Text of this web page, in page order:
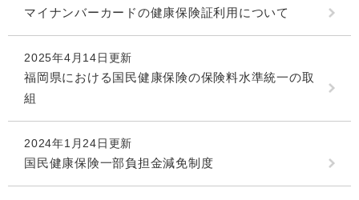
マイナンバーカードの健康保険証利用について
2025年4月14日更新
福岡県における国民健康保険の保険料水準統一の取
組
2024年1月24日更新
国民健康保険一部負担金減免制度